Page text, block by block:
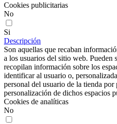
Cookies publicitarias
No
Si
Descripción
Son aquellas que recaban
a los usuarios del sitio web. Pueden
recopilan información sobre los
identificar al usuario o,
personal del usuario de la tienda por
personalización de dichos espacios
Cookies de analíticas
No